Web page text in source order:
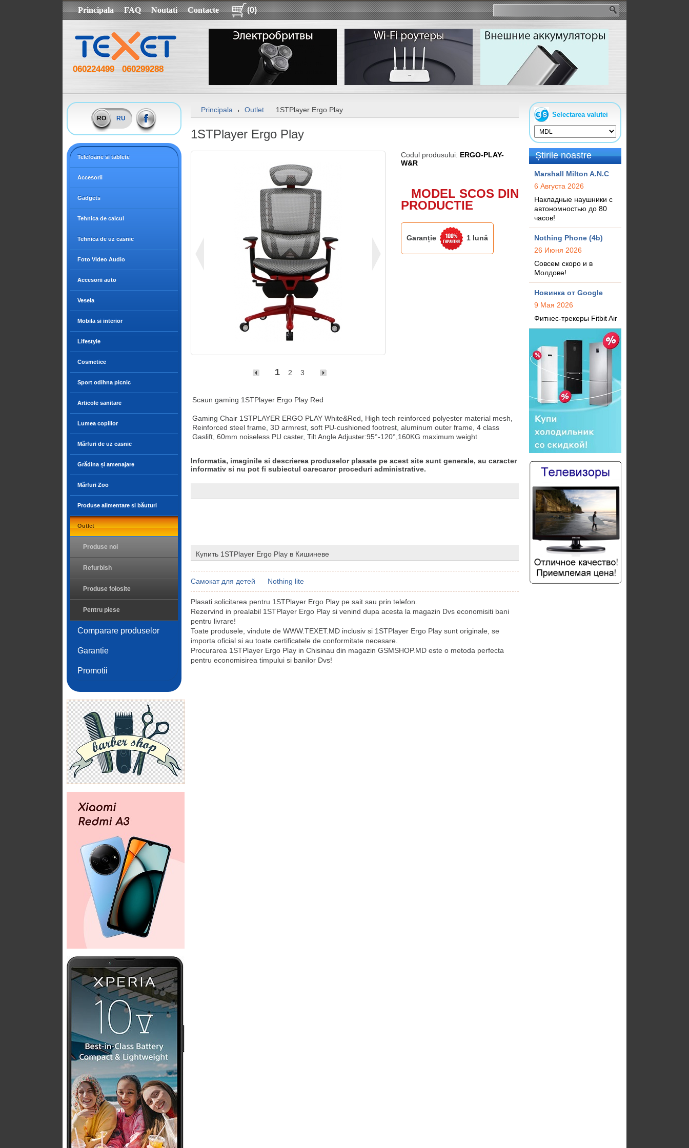
Principala FAQ Noutati Contacte (0)
060224499 060299288
RO RU
Telefoane si tablete
Accesorii
Gadgets
Tehnica de calcul
Tehnica de uz casnic
Foto Video Audio
Accesorii auto
Vesela
Mobila si interior
Lifestyle
Cosmetice
Sport odihna picnic
Articole sanitare
Lumea copiilor
Mărfuri de uz casnic
Grădina și amenajare
Mărfuri Zoo
Produse alimentare si băuturi
Outlet
Produse noi
Refurbish
Produse folosite
Pentru piese
Comparare produselor
Garantie
Promotii
Principala Outlet 1STPlayer Ergo Play
1STPlayer Ergo Play
Codul produsului: ERGO-PLAY-
W&R
MODEL SCOS DIN
PRODUCTIE
Garanție 1 lună
1 2 3
Scaun gaming 1STPlayer Ergo Play Red
Gaming Chair 1STPLAYER ERGO PLAY White&Red, High tech reinforced polyester material mesh,
Reinforced steel frame, 3D armrest, soft PU-cushioned footrest, aluminum outer frame, 4 class
Gaslift, 60mm noiseless PU caster, Tilt Angle Adjuster:95°-120°,160KG maximum weight
Informatia, imaginile si descrierea produselor plasate pe acest site sunt generale, au caracter
informativ si nu pot fi subiectul oarecaror proceduri administrative.
Купить 1STPlayer Ergo Play в Кишиневе
Самокат для детей Nothing lite
Plasati solicitarea pentru 1STPlayer Ergo Play pe sait sau prin telefon.
Rezervind in prealabil 1STPlayer Ergo Play si venind dupa acesta la magazin Dvs economisiti bani
pentru livrare!
Toate produsele, vindute de WWW.TEXET.MD inclusiv si 1STPlayer Ergo Play sunt originale, se
importa oficial si au toate certificatele de conformitate necesare.
Procurarea 1STPlayer Ergo Play in Chisinau din magazin GSMSHOP.MD este o metoda perfecta
pentru economisirea timpului si banilor Dvs!
Selectarea valutei
Știrile noastre
Marshall Milton A.N.C
6 Августа 2026
Накладные наушники с
автономностью до 80
часов!
Nothing Phone (4b)
26 Июня 2026
Совсем скоро и в
Молдове!
Новинка от Google
9 Мая 2026
Фитнес-трекеры Fitbit Air